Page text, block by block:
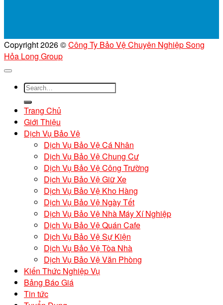
Copyright 2026 ©Công Ty Bảo Vệ Chuyên Nghiệp Song
Hỏa Long Group
Trang Chủ
Giới Thiệu
Dịch Vụ Bảo Vệ
Dịch Vụ Bảo Vệ Cá Nhân
Dịch Vụ Bảo Vệ Chung Cư
Dịch Vụ Bảo Vệ Công Trường
Dịch Vụ Bảo Vệ Giữ Xe
Dịch Vụ Bảo Vệ Kho Hàng
Dịch Vụ Bảo Vệ Ngày Tết
Dịch Vụ Bảo Vệ Nhà Máy Xí Nghiệp
Dịch Vụ Bảo Vệ Quán Cafe
Dịch Vụ Bảo Vệ Sự Kiện
Dịch Vụ Bảo Vệ Tòa Nhà
Dịch Vụ Bảo Vệ Văn Phòng
Kiến Thức Nghiệp Vụ
Bảng Báo Giá
Tin tức